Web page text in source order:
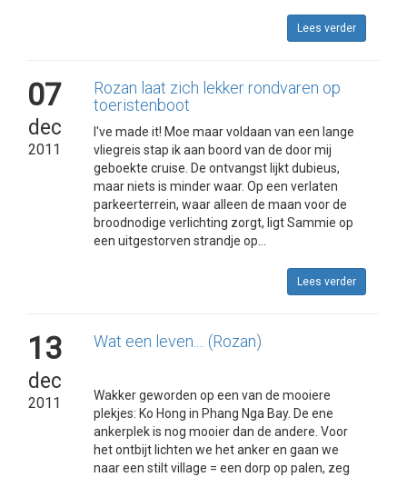
Lees verder
07
dec
2011
Rozan laat zich lekker rondvaren op
toeristenboot
I've made it! Moe maar voldaan van een lange
vliegreis stap ik aan boord van de door mij
geboekte cruise. De ontvangst lijkt dubieus,
maar niets is minder waar. Op een verlaten
parkeerterrein, waar alleen de maan voor de
broodnodige verlichting zorgt, ligt Sammie op
een uitgestorven strandje op...
Lees verder
13
dec
2011
Wat een leven.... (Rozan)
Wakker geworden op een van de mooiere
plekjes: Ko Hong in Phang Nga Bay. De ene
ankerplek is nog mooier dan de andere. Voor
het ontbijt lichten we het anker en gaan we
naar een stilt village = een dorp op palen, zeg